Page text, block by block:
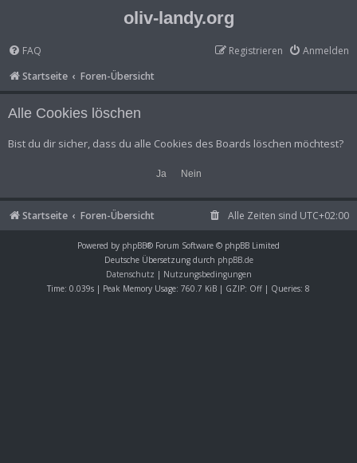
oliv-landy.org
FAQ Anmelden
Registrieren
Startseite
Foren-Übersicht
Alle Cookies löschen
Bist du dir sicher, dass du alle Cookies des Boards löschen möchtest?
Startseite Foren-Übersicht Alle Zeiten sind UTC+02:00
Powered by phpBB® Forum Software © phpBB Limited
Deutsche Übersetzung durch phpBB.de
Datenschutz | Nutzungsbedingungen
Time: 0.039s | Peak Memory Usage: 760.7 KiB | GZIP: Off | Queries: 8